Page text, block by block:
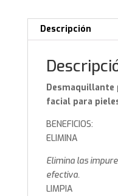
Descripción
facial para
BENEFICIOS:
ELIMINA
Elimina las
efectiva.
LIMPIA